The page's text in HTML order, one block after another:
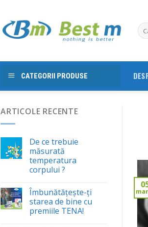
CATEGORII PRODUSE
ARTICOLE RECENTE
De ce trebuie
măsurată
temperatura
corpului ?
Îmbunătăţeşte-ţi
starea de bine cu
premiile TENA!